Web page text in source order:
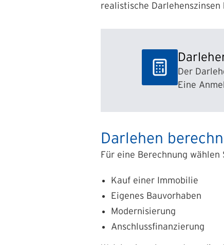
realistische Darlehenszinsen
Der
Eine
Darlehen
Für eine Berechnung wählen
Kauf einer Immobilie
Eigenes Bauvorhaben
Modernisierung
Anschlussfinanzierung